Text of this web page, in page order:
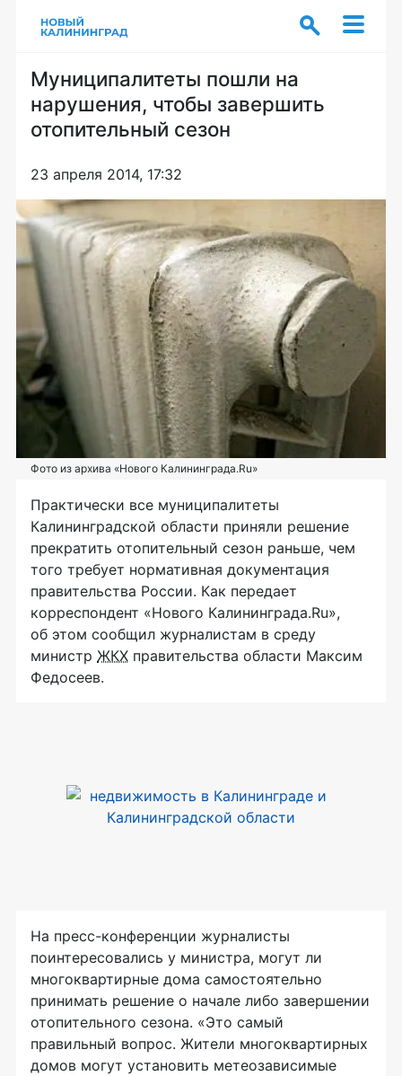
Муниципалитеты пошли на
нарушения, чтобы завершить
отопительный сезон
23 апреля 2014, 17:32
Фото из архива «Нового Калининграда.Ru»
Практически все муниципалитеты
Калининградской области приняли решение
прекратить отопительный сезон раньше, чем
того требует нормативная документация
правительства России. Как передает
корреспондент «Нового Калининграда.Ru»,
об этом сообщил журналистам в среду
министр ЖКХ правительства области Максим
Федосеев.
На пресс-конференции журналисты
поинтересовались у министра, могут ли
многоквартирные дома самостоятельно
принимать решение о начале либо завершении
отопительного сезона. «Это самый
правильный вопрос. Жители многоквартирных
домов могут установить метеозависимые